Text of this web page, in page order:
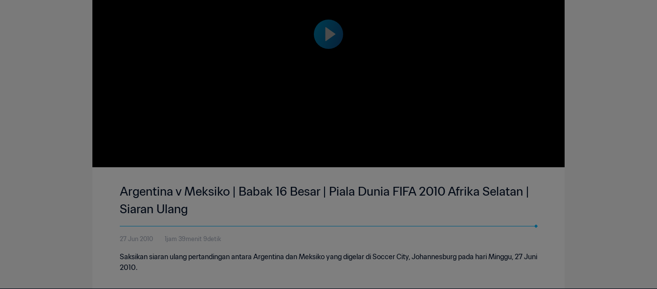
Argentina v Meksiko | Babak 16 Besar | Piala Dunia FIFA 2010 Afrika Selatan |
Siaran Ulang
27 Jun 2010 1jam 39menit 9detik
Saksikan siaran ulang pertandingan antara Argentina dan Meksiko yang digelar di Soccer City, Johannesburg pada hari Minggu, 27 Juni
2010.